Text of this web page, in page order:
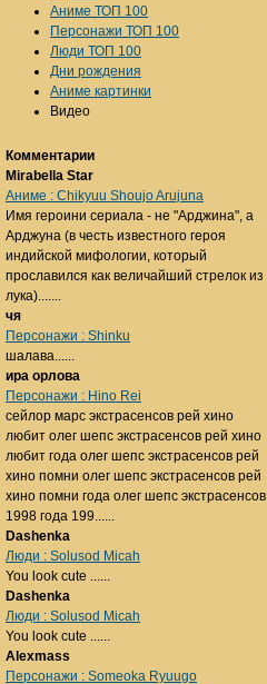
Аниме ТОП 100
Персонажи ТОП 100
Люди ТОП 100
Дни рождения
Аниме картинки
Видео
Комментарии
Mirabella Star
Аниме : Chikyuu Shoujo Arujuna
Имя героини сериала - не "Арджина", а
Арджуна (в честь известного героя
индийской мифологии, который
прославился как величайший стрелок из
лука).......
чя
Персонажи : Shinku
шалава......
ира орлова
Персонажи : Hino Rei
сейлор марс экстрасенсов рей хино
любит олег шепс экстрасенсов рей хино
любит года олег шепс экстрасенсов рей
хино помни олег шепс экстрасенсов рей
хино помни года олег шепс экстрасенсов
1998 года 199......
Dashenka
Люди : Solusod Micah
You look cute ......
Dashenka
Люди : Solusod Micah
You look cute ......
Alexmass
Персонажи : Someoka Ryuugo